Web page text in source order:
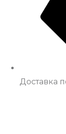
Доставка